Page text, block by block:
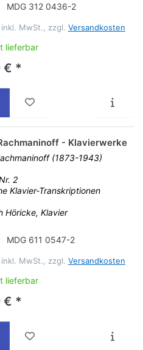
MDG 312 0436-2
MwSt., zzgl. Versandkosten
lieferbar
€ *
- Klavierwerke
(1873-1943)
2
Klavier-Transkriptionen
Höricke, Klavier
MDG 611 0547-2
MwSt., zzgl. Versandkosten
lieferbar
€ *